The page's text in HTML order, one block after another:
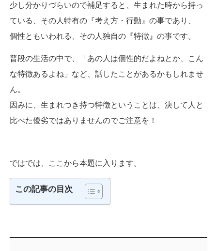
少し分かりづらいので補足すると、生まれた時から持っ
ている、その人特有の『考え方・行動』の事であり、
個性ともいわれる、その人独自の『特徴』の事です。
普段の生活の中で、「あの人は個性的だよねとか、こん
な特徴あるよね」など、話したことがあるかもしれませ
ん。
因みに、生まれつき持つ特徴ということは、決して人と
比べた優劣ではありませんのでご注意を！
ではでは、ここから本題に入ります。
この記事の目次